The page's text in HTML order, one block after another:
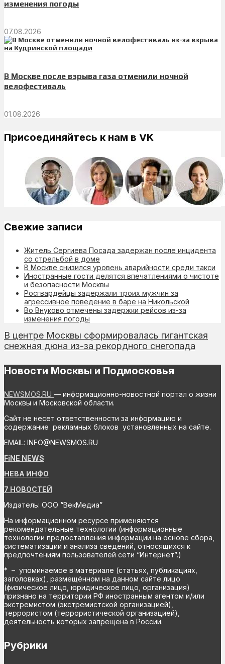
изменения погоды
07.08.2026
В Москве после взрыва газа отменили ночной
велофестиваль
01.08.2026
Присоединяйтесь к нам в VK
Свежие записи
Житель Сергиева Посада задержан после инцидента
со стрельбой в доме
В Москве снизился уровень аварийности среди такси
Иностранные гости делятся впечатлениями о чистоте
и безопасности Москвы
Росгвардейцы задержали троих мужчин за
агрессивное поведение в баре на Никольской
Во Внуково отмечены задержки рейсов из-за
изменения погоды
В центре Москвы сформировалась гигантская
снежная дюна из-за рекордного снегопада
Новости Москвы и Подмосковья
NEWSMOS.RU — информационно-новостной портал о жизни
Москвы и Московской области.
Сайт не несет ответственности за информацию и
содержание рекламных блоков установленных на сайте.
EMAIL: INFO@NEWSMOS.RU
FiNE NEWS
НЕВА ИНФО
7 НОВОСТЕЙ
Издатель: ООО “ВекМедиа”
На информационном ресурсе применяются
рекомендательные технологии (информационные
технологии предоставления информации на основе сбора,
систематизации и анализа сведений, относящихся к
предпочтениям пользователей сети “Интернет”.)
* – упоминаемое в материале (статьях, публикациях,
заголовках), размещённом на данном сайте лицо
(физическое лицо, юридическое лицо, организация)
признано на территории РФ иностранным агентом и/или
экстремистом (экстремистской организацией),
террористом (террористической организацией),
деятельность которых запрещена в России.
Рубрики